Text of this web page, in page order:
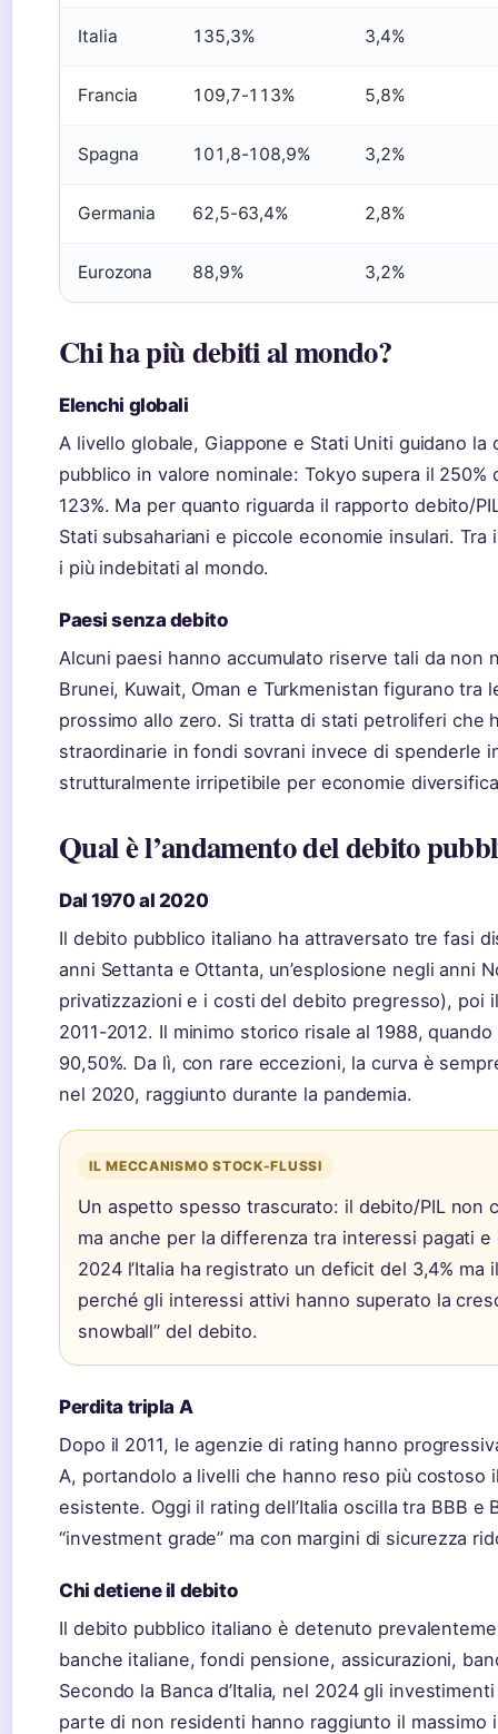
Italia 135,3% 3,4%
Francia 109,7-113% 5,8%
Spagna 101,8-108,9% 3,2%
Germania 62,5-63,4% 2,8%
Eurozona 88,9% 3,2%
Chi ha più debiti al mondo?
Elenchi globali
A livello globale, Giappone e Stati Uniti guidano
pubblico in valore nominale: Tokyo supera il 250%
123%. Ma per quanto riguarda il rapporto debito/
Stati subsahariani e piccole economie insulari. Tra
i più indebitati al mondo.
Paesi senza debito
Alcuni paesi hanno accumulato riserve tali da non
Brunei, Kuwait, Oman e Turkmenistan figurano
prossimo allo zero. Si tratta di stati petroliferi che
straordinarie in fondi sovrani invece di spenderle
strutturalmente irripetibile per economie
Qual è l’andamento del debito
Dal 1970 al 2020
Il debito pubblico italiano ha attraversato tre fasi
anni Settanta e Ottanta, un’esplosione negli anni
privatizzazioni e i costi del debito pregresso), poi
2011-2012. Il minimo storico risale al 1988,
90,50%. Da lì, con rare eccezioni, la curva è
nel 2020, raggiunto durante la pandemia.
IL MECCANISMO STOCK-FLUSSI
Un aspetto spesso trascurato: il debito/PIL non
ma anche per la differenza tra interessi pagati
2024 l’Italia ha registrato un deficit del 3,4%
perché gli interessi attivi hanno superato la
snowball” del debito.
Perdita tripla A
Dopo il 2011, le agenzie di rating hanno
A, portandolo a livelli che hanno reso più costoso
esistente. Oggi il rating dell’Italia oscilla tra BBB e
“investment grade” ma con margini di sicurezza
Chi detiene il debito
Il debito pubblico italiano è detenuto
banche italiane, fondi pensione, assicurazioni,
Secondo la Banca d’Italia, nel 2024 gli
parte di non residenti hanno raggiunto il